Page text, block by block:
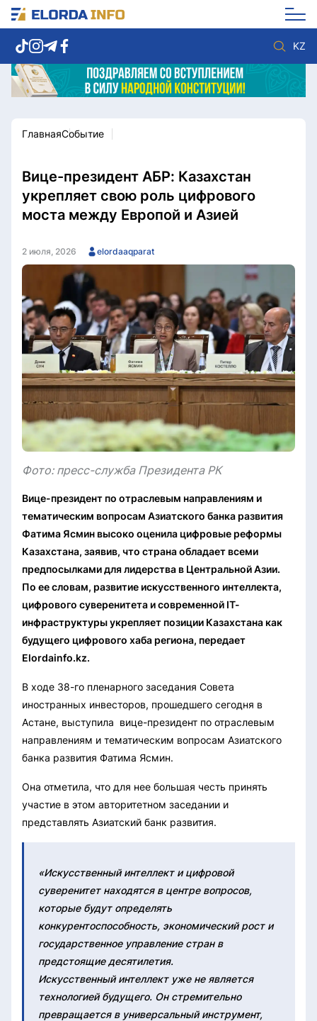
KZ
Новости столицы
Спорт
Культура
Видео
Мир
Послание
Служба Комплаенс
ГлавнаяСобытие
Вице-президент АБР: Казахстан
укрепляет свою роль цифрового
моста между Европой и Азией
2 июля, 2026 elordaaqparat
Фото: пресс-служба Президента РК
Вице-президент по отраслевым направлениям и
тематическим вопросам Азиатского банка развития
Фатима Ясмин высоко оценила цифровые реформы
Казахстана, заявив, что страна обладает всеми
предпосылками для лидерства в Центральной Азии.
По ее словам, развитие искусственного интеллекта,
цифрового суверенитета и современной IT-
инфраструктуры укрепляет позиции Казахстана как
будущего цифрового хаба региона, передает
Elordainfo.kz.
В ходе 38-го пленарного заседания Совета
иностранных инвесторов, прошедшего сегодня в
Астане, выступила вице-президент по отраслевым
направлениям и тематическим вопросам Азиатского
банка развития Фатима Ясмин.
Она отметила, что для нее большая честь принять
участие в этом авторитетном заседании и
представлять Азиатский банк развития.
«Искусственный интеллект и цифровой
суверенитет находятся в центре вопросов,
которые будут определять
конкурентоспособность, экономический рост и
государственное управление стран в
предстоящие десятилетия.
Искусственный интеллект уже не является
технологией будущего. Он стремительно
превращается в универсальный инструмент,